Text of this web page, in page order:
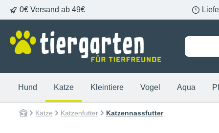
Zur Hauptnavigation springen
0€ Versand ab 49€
Hund Katze Kleintiere Vogel Aqua
Katze Katzenfutter Katzennassfutter